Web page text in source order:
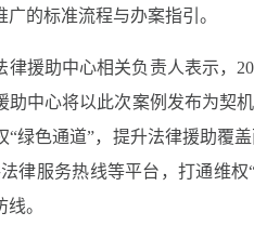
广的标准流程与办案指引。
律援助中心相关负责人表示，
助中心将以此次案例发布为契
“绿色通道”，提升法律援助覆
法律服务热线等平台，打通维
。